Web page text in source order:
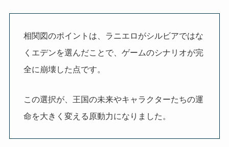
相関図のポイントは、ラニエロがシルビアではな
くエデンを選んだことで、ゲームのシナリオが完
全に崩壊した点です。
この選択が、王国の未来やキャラクターたちの運
命を大きく変える原動力になりました。